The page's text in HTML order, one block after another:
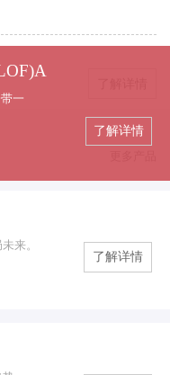
一
了解详情
来。
了解详情